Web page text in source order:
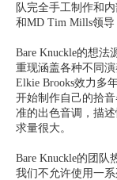
队完全手工制作和
和MD Tim Mills领导
Bare Knuckle的想
重现涵盖各种不同
Elkie Brooks效力多
开始制作自己的拾
准的出色音调，描
求量很大。
Bare Knuckle的团队
我们不允许使用一